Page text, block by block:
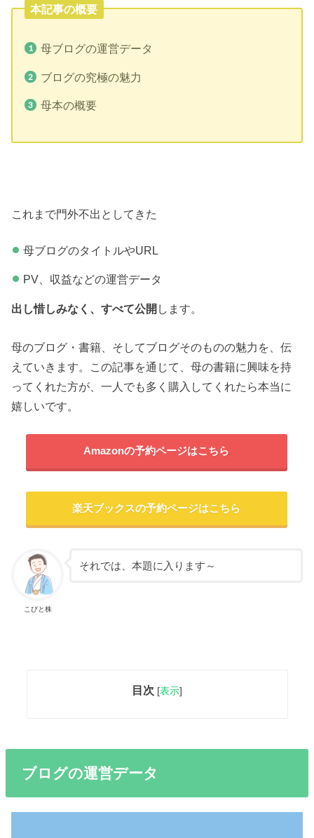
本記事の概要
母ブログの運営データ
ブログの究極の魅力
母本の概要
これまで門外不出としてきた
母ブログのタイトルやURL
PV、収益などの運営データ
出し惜しみなく、すべて公開 します。
母のブログ・書籍、そしてブログそのものの魅力を、伝
えていきます。この記事を通じて、母の書籍に興味を持
ってくれた方が、一人でも多く購入してくれたら本当に
嬉しいです。
Amazonの予約ページはこちら
楽天ブックスの予約ページはこちら
こびと株
それでは、本題に入ります～
目次 [表示]
ブログの運営データ